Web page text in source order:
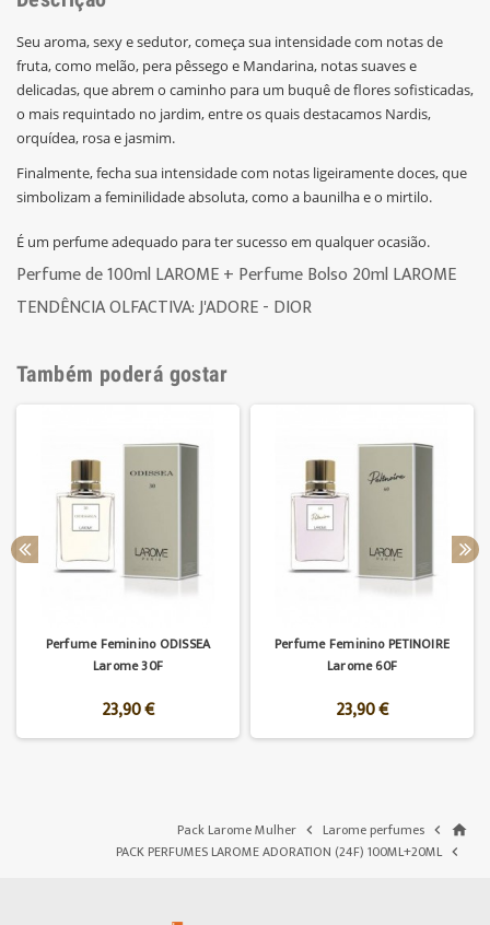
Seu aroma, sexy e sedutor, começa sua intensidade com notas de
fruta, como melão, pera pêssego e Mandarina, notas suaves e
delicadas, que abrem o caminho para um buquê de flores sofisticadas,
o mais requintado no jardim, entre os quais destacamos Nardis,
orquídea, rosa e jasmim.
Finalmente, fecha sua intensidade com notas ligeiramente doces, que
simbolizam a feminilidade absoluta, como a baunilha e o mirtilo.
É um perfume adequado para ter sucesso em qualquer ocasião.
Perfume de 100ml LAROME + Perfume Bolso 20ml LAROME
TENDÊNCIA OLFACTIVA: J'ADORE - DIOR
Também poderá gostar
Perfume Feminino ODISSEA
Larome 30F
23,90 €
Perfume Feminino PETINOIRE
Larome 60F
23,90 €
home

Larome perfumes

Pack Larome Mulher

PACK PERFUMES LAROME ADORATION (24F) 100ML+20ML